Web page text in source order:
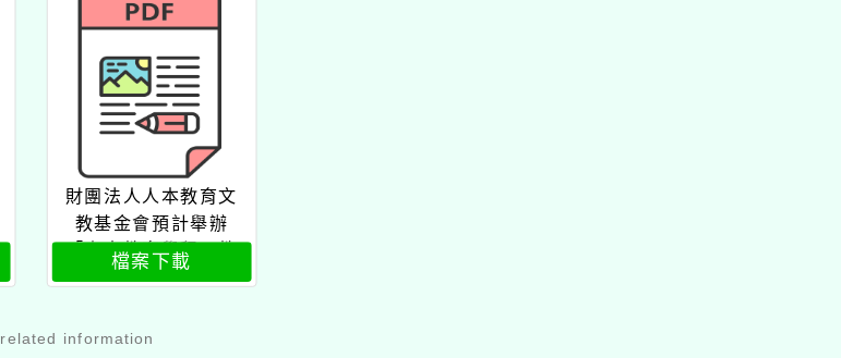
財團法人人本教育文
教基金會預計舉辦
「人本教育學程～教
學的哲學與實務」免
檔案下載
related information